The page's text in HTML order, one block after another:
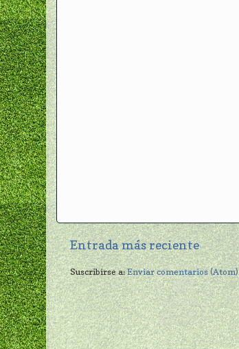
Entrada más reciente
Suscribirse a:Enviar comentarios (Atom)